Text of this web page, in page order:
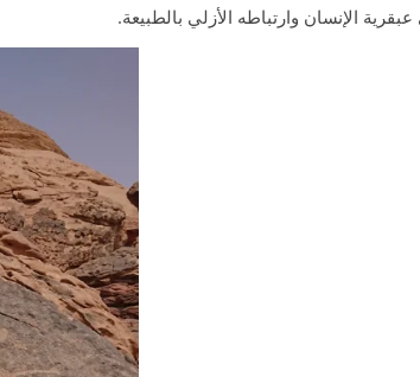
الإنسان وارتباطه الأزلي بالطبيعة.